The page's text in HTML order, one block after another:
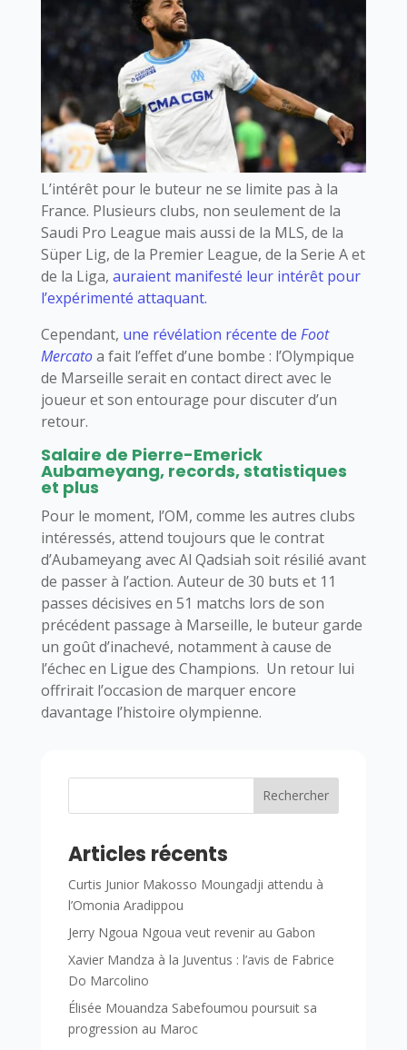
L’intérêt pour le buteur ne se limite pas à la
France. Plusieurs clubs, non seulement de la
Saudi Pro League mais aussi de la MLS, de la
Süper Lig, de la Premier League, de la Serie A et
de la Liga, auraient manifesté leur intérêt pour
l’expérimenté attaquant.
Cependant, une révélation récente de Foot
Mercatoa fait l’effet d’une bombe : l’Olympique
de Marseille serait en contact direct avec le
joueur et son entourage pour discuter d’un
retour.
Salaire de Pierre-Emerick
Aubameyang, records, statistiques
et plus
Pour le moment, l’OM, comme les autres clubs
intéressés, attend toujours que le contrat
d’Aubameyang avec Al Qadsiah soit résilié avant
de passer à l’action. Auteur de 30 buts et 11
passes décisives en 51 matchs lors de son
précédent passage à Marseille, le buteur garde
un goût d’inachevé, notamment à cause de
l’échec en Ligue des Champions. Un retour lui
offrirait l’occasion de marquer encore
davantage l’histoire olympienne.
Rechercher
Articles récents
Curtis Junior Makosso Moungadji attendu à
l’Omonia Aradippou
Jerry Ngoua Ngoua veut revenir au Gabon
Xavier Mandza à la Juventus : l’avis de Fabrice
Do Marcolino
Élisée Mouandza Sabefoumou poursuit sa
progression au Maroc